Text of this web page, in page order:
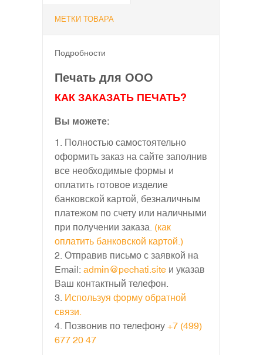
МЕТКИ ТОВАРА
Подробности
Печать для ООО
КАК ЗАКАЗАТЬ ПЕЧАТЬ?
Вы можете:
1. Полностью самостоятельно
оформить заказ на сайте заполнив
все необходимые формы и
оплатить готовое изделие
банковской картой, безналичным
платежом по счету или наличными
при получении заказа. (как
оплатить банковской картой.)
2. Отправив письмо с заявкой на
Email: admin@pechati.site и указав
Ваш контактный телефон.
3. Используя форму обратной
связи.
4. Позвонив по телефону +7 (499)
677 20 47